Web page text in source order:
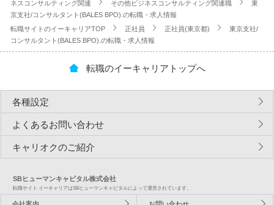
ネスコンサルティング関連
その他ビジネスコンサルティング関連職
東
京支社/コンサルタント(BALES BPO).の転職・求人情報
転職サイトのイーキャリアTOP
正社員 正社員(東京都)
東京支社/
コンサルタント(BALES BPO).の転職・求人情報
転職のイーキャリアトップへ
各種設定
よくあるお問い合わせ
キャリオクのご紹介
SBヒューマンキャピタル株式会社
転職サイト イーキャリアはSBヒューマンキャピタルによって運営されています。